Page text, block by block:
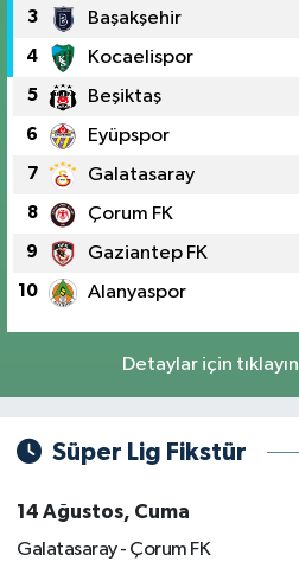
3 Başakşehir
4 Kocaelispor
5 Beşiktaş
6 Eyüpspor
7 Galatasaray
8 Çorum FK
9 Gaziantep FK
10 Alanyaspor
Detaylar için tıklayın
Süper Lig Fikstür
14 Ağustos, Cuma
Galatasaray - Çorum FK